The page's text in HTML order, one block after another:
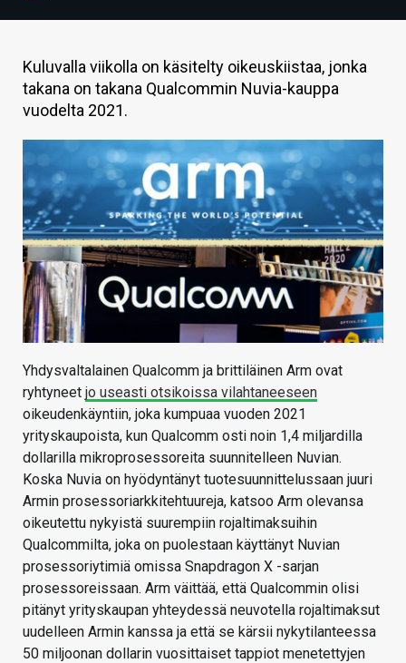
HINTA.FI
KAUPPA
HAKU
Kuluvalla viikolla on käsitelty oikeuskiistaa, jonka
takana on takana Qualcommin Nuvia-kauppa
vuodelta 2021.
Yhdysvaltalainen Qualcomm ja brittiläinen Arm ovat
ryhtyneet jo useasti otsikoissa vilahtaneeseen
oikeudenkäyntiin, joka kumpuaa vuoden 2021
yrityskaupoista, kun Qualcomm osti noin 1,4 miljardilla
dollarilla mikroprosessoreita suunnitelleen Nuvian.
Koska Nuvia on hyödyntänyt tuotesuunnittelussaan juuri
Armin prosessoriarkkitehtuureja, katsoo Arm olevansa
oikeutettu nykyistä suurempiin rojaltimaksuihin
Qualcommilta, joka on puolestaan käyttänyt Nuvian
prosessoriytimiä omissa Snapdragon X -sarjan
prosessoreissaan. Arm väittää, että Qualcommin olisi
pitänyt yrityskaupan yhteydessä neuvotella rojaltimaksut
uudelleen Armin kanssa ja että se kärsii nykytilanteessa
50 miljoonan dollarin vuosittaiset tappiot menetettyjen